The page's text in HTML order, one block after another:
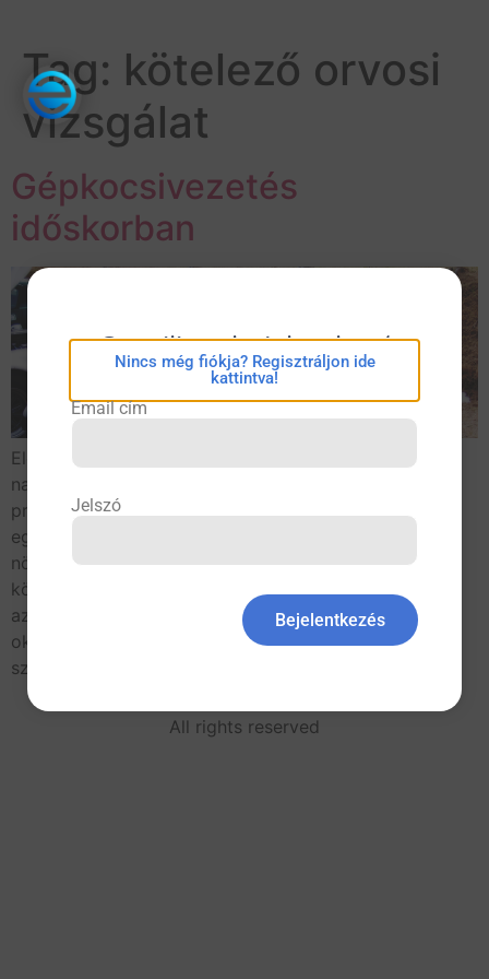
Tag: kötelező orvosi
vizsgálat
Gépkocsivezetés
időskorban
Elöregedő világunkban, a „vén” Európában különösen
nagy hangsúlyt kap az időskori gépkocsivezetés
problémaköre, hiszen a világ lakosságának csaknem
egytizede 60 év feletti, s ezzel párhuzamosan
növekszik az idős vezetők száma, aránya. A
közvélemény az életkoruk miatt hátrányosan ítéli meg
az idős vezetőket, noha abszolút számban nem
okoznak több balesetet, mint a fiatalok. (Fiatalnak
számítanak az […]
All rights reserved
eConsilium bejelentkezés
Nincs még fiókja? Regisztráljon ide
kattintva!
Email cím
Jelszó
Bejelentkezés